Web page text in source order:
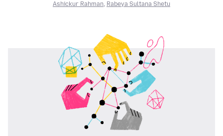
Ashickur Rahman, Rabeya Sultana Shetu